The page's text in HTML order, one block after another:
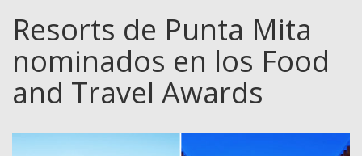
RENTAS
Resorts de Punta Mita
nominados en los Food
and Travel Awards